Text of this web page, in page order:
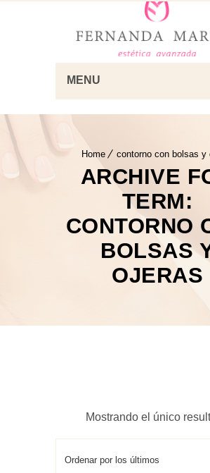
MENU
Home contorno con bolsas y
ARCHIVE
TERM:
CONTORNO
BOLSAS
OJERAS
Mostrando el único